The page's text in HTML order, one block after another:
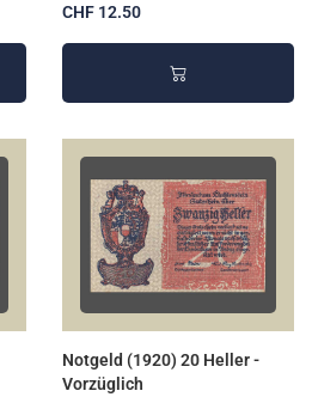
CHF 12.50
Notgeld (1920) 20 Heller -
Vorzüglich